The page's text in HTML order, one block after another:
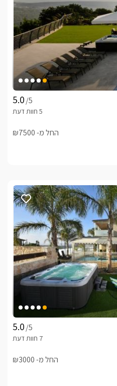
/5
החל מ- ₪7500
/5
החל מ- ₪3000